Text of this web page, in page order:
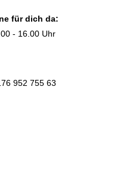
für dich da:
- 16.00 Uhr
952 755 63